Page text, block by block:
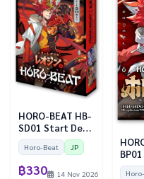
HORO-BEAT HB-
SD01 Start Deck
เลโอจิน (แดง)
Horo-Beat JP
฿330 14 Nov 2026